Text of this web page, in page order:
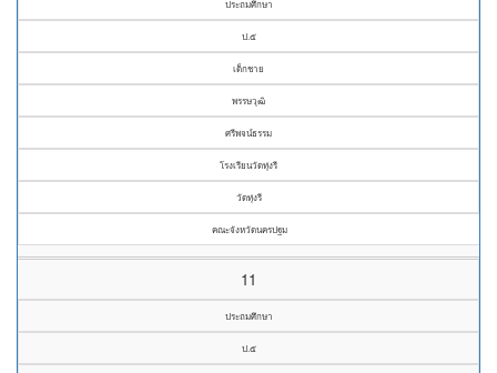
ประถมศึกษา
ป.๕
เด็กชาย
พรรษวุฒิ
ศรีพจน์ธรรม
โรงเรียนวัดทุ่งรี
วัดทุ่งรี
คณะจังหวัดนครปฐม
11
ประถมศึกษา
ป.๕